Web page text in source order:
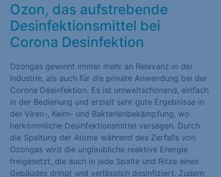
Ozon, das aufstrebende
Desinfektionsmittel bei
Corona Desinfektion
Ozongas gewinnt immer mehr an Relevanz in der
Industrie, als auch für die private Anwendung bei der
Corona Desinfektion. Es ist umweltschonend, einfach
in der Bedienung und erzielt sehr gute Ergebnisse in
der Viren-, Keim- und Bakterienbekämpfung, wo
herkömmliche Desinfektionsmittel versagen. Durch
die Spaltung der Atome während des Zerfalls von
Ozongas wird die unglaubliche reaktive Energie
freigesetzt, die auch in jede Spalte und Ritze eines
Gebäudes dringt und verlässlich desinfiziert. Zudem
Externe Medien (1)
Inhalte von Videoplattformen und Social-Media-Plattformen
werden standardmäßig blockiert. Wenn Cookies von externen
Medien akzeptiert werden, bedarf der Zugriff auf diese Inhalte
Cookie-Informationen anzeigen
Datenschutzerklärung Impressum